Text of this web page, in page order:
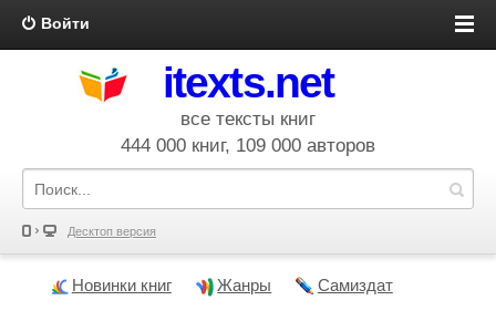
Войти
itexts.net
все тексты книг
444 000 книг, 109 000 авторов
Десктоп версия
Новинки книг Жанры Самиздат